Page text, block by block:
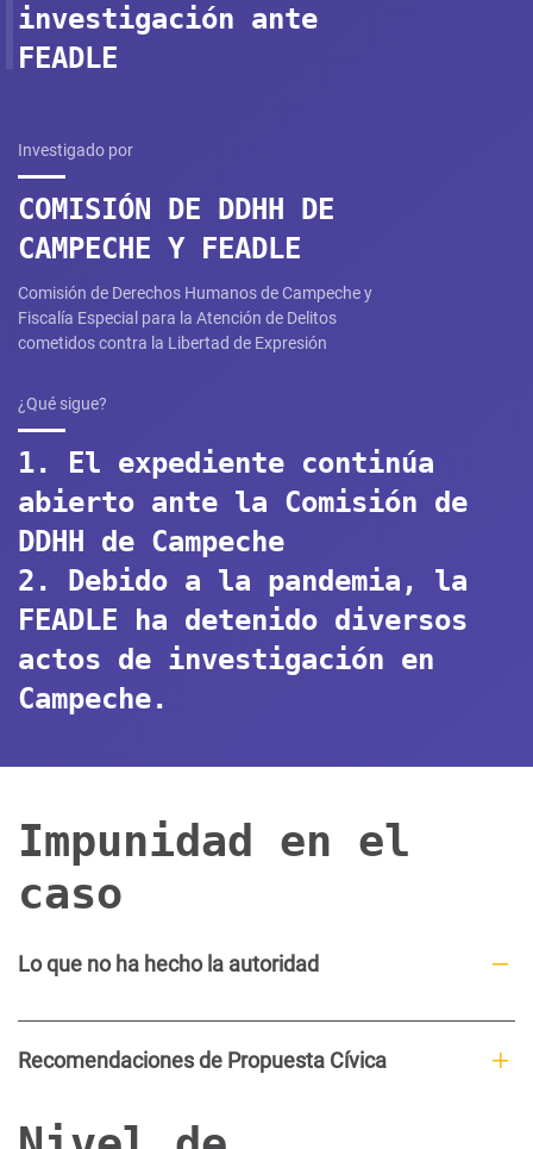
investigación ante
FEADLE
Investigado por
COMISIÓN DE DDHH DE
CAMPECHE Y FEADLE
Comisión de Derechos Humanos de Campeche y
Fiscalía Especial para la Atención de Delitos
cometidos contra la Libertad de Expresión​
¿Qué sigue?
1. El expediente continúa
abierto ante la Comisión de
DDHH de Campeche
2. Debido a la pandemia, la
FEADLE ha detenido diversos
actos de investigación en
Campeche.
Impunidad en el
caso
Lo que no ha hecho la autoridad
Recomendaciones de Propuesta Cívica